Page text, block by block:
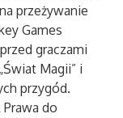
przeżywanie
Games
graczami
Magii” i
przygód.
Prawa do